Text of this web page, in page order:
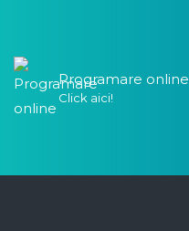
Programare online
Click aici!